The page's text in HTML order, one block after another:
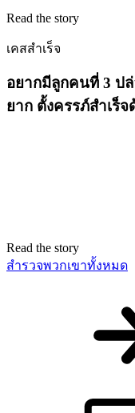
Read the story
เคสสำเร็จ
อยากมีลูกคนที่ 3 ป
ยาก ตั้งครรภ์สำเร็
Read the story
สำรวจพวกเขาทั้งหมด